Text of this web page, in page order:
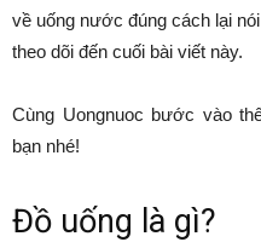
về uống nước đúng cách lại
theo dõi đến cuối bài viết này.
Cùng Uongnuoc bước vào
bạn nhé!
Đồ uống là gì?